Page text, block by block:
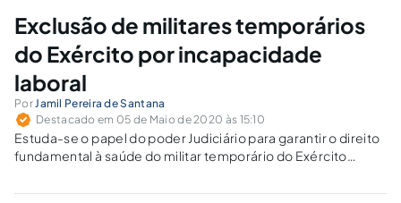
impessoalidade e direitos fundamentais, especialmente
porque existem hipóteses nas quais eles sozinhos podem
acusar, apurar e julgar os transgressores.
Exclusão de militares temporários
do Exército por incapacidade
laboral
PorJamil Pereira de Santana
Destacado em 05 de Maio de 2020 às 15:10
Estuda-se o papel do poder Judiciário para garantir o direito
fundamental à saúde do militar temporário do Exército
sociedade civil, com incapacidade laboral.